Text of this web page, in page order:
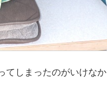
しまったのがいけなか